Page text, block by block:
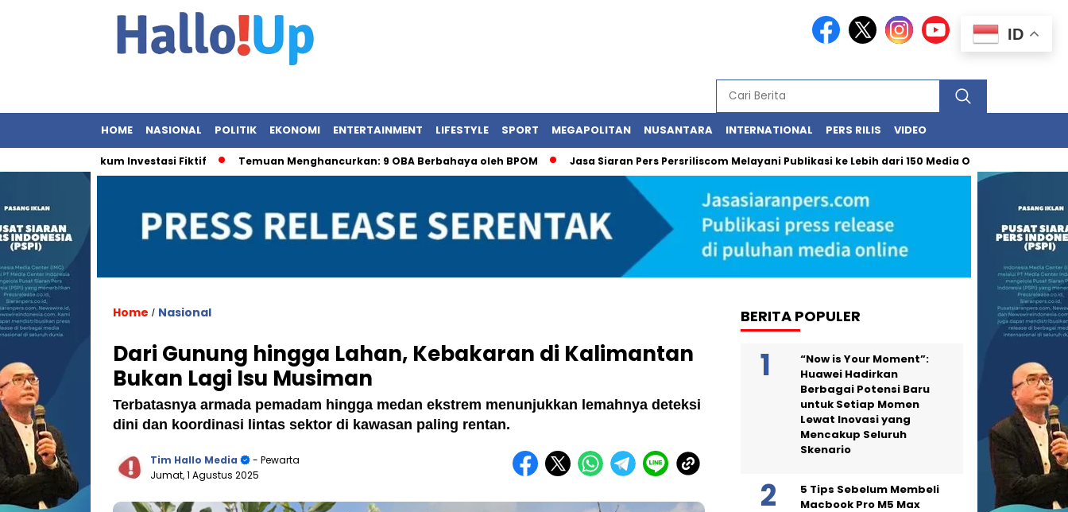
HOME NASIONAL POLITIK EKONOMI ENTERTAINMENT LIFESTYLE SPORT MEGAPOLITAN NUSANTARA INTERNATIONAL PERS RILIS VIDEO
Hukum Investasi Fiktif Temuan Menghancurkan: 9 OBA Berbahaya oleh BPOM Jasa Siaran Pers Persriliscom Melayani Publikasi ke Lebih dari 150 Media Online Berbagai
Home / Nasional
Dari Gunung hingga Lahan, Kebakaran di Kalimantan
Bukan Lagi Isu Musiman
Terbatasnya armada pemadam hingga medan ekstrem menunjukkan lemahnya deteksi
dini dan koordinasi lintas sektor di kawasan paling rentan.
Tim Hallo Media
- Pewarta
Jumat, 1 Agustus 2025
BERITA POPULER
“Now is Your Moment”:
Huawei Hadirkan
Berbagai Potensi Baru
untuk Setiap Momen
Lewat Inovasi yang
Mencakup Seluruh
Skenario
5 Tips Sebelum Membeli
Macbook Pro M5 Max
ID